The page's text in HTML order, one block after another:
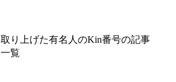
取り上げた有名人のKin番号の記事
一覧